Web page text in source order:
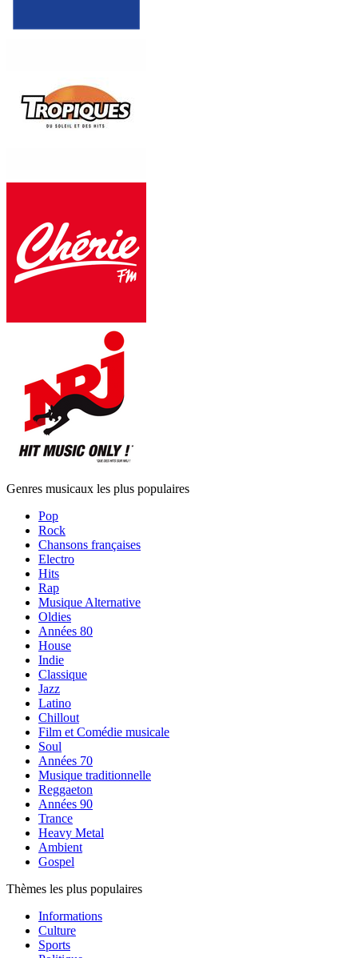
Genres musicaux les plus populaires
Pop
Rock
Chansons françaises
Electro
Hits
Rap
Musique Alternative
Oldies
Années 80
House
Indie
Classique
Jazz
Latino
Chillout
Film et Comédie musicale
Soul
Années 70
Musique traditionnelle
Reggaeton
Années 90
Trance
Heavy Metal
Ambient
Gospel
Thèmes les plus populaires
Informations
Culture
Sports